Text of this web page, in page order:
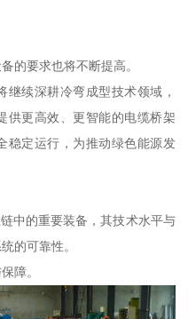
的要求也将不断提高。
续深耕冷弯成型技术领域，
供更高效、更智能的电缆桥架
稳定运行，为推动绿色能源发
中的重要装备，其技术水平与
的可靠性。
障。